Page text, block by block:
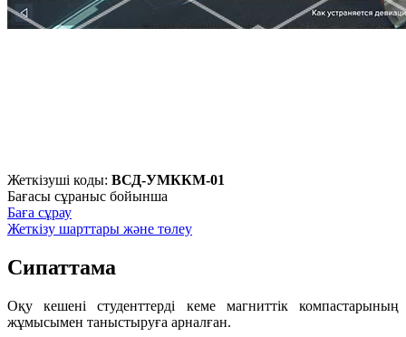
Жеткізуші коды: ВСД-УМККМ-01
Бағасы сұраныс бойынша
Баға сұрау
Жеткізу шарттары және төлеу
Сипаттама
Оқу кешені студенттерді кеме магниттік компастарының
жұмысымен таныстыруға арналған.